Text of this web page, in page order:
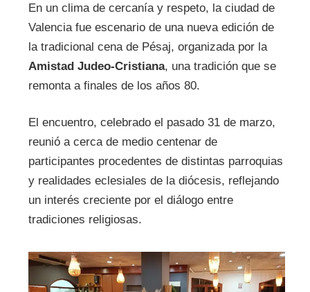
En un clima de cercanía y respeto, la ciudad de
Valencia fue escenario de una nueva edición de
la tradicional cena de Pésaj, organizada por la
Amistad Judeo-Cristiana, una tradición que se
remonta a finales de los años 80.
El encuentro, celebrado el pasado 31 de marzo,
reunió a cerca de medio centenar de
participantes procedentes de distintas parroquias
y realidades eclesiales de la diócesis, reflejando
un interés creciente por el diálogo entre
tradiciones religiosas.